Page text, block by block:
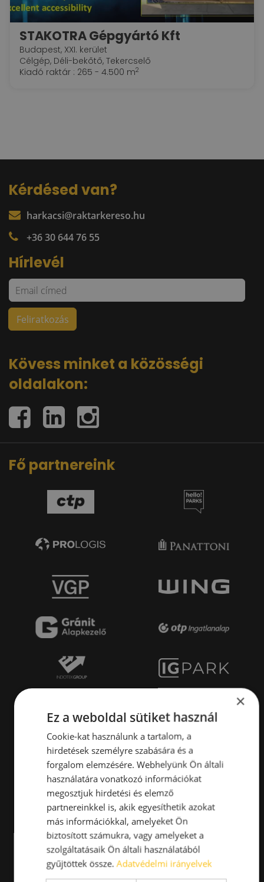
STAKOTRA Gépgyártó Kft
Budapest, XXI. kerület
Célgép, Déli-bekőtő, Tekercselő
Kiadó raktár : 265 - 4.500 m2
Kérdésed van?
harkacsi@raktarkereso.hu
+36 30 644 76 55
Hírlevél
Kövess minket a közösségi
oldalakon:
Fő partnereink
×
Ez a weboldal sütiket használ
Cookie-kat használunk a tartalom, a
hirdetések személyre szabására és a
forgalom elemzésére. Webhelyünk Ön általi
használatára vonatkozó információkat
megosztjuk hirdetési és elemző
partnereinkkel is, akik egyesíthetik azokat
más információkkal, amelyeket Ön
biztosított számukra, vagy amelyeket a
szolgáltatásaik Ön általi használatából
gyűjtöttek össze.Adatvédelmi irányelvek